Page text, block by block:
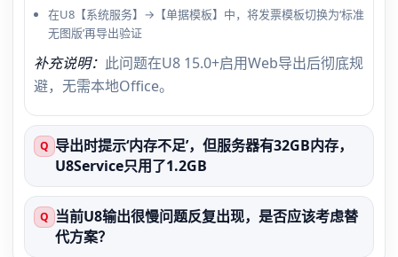
在U8【系统服务】→【单据模板】中，将发票模板切换为‘标准
无图版’再导出验证
补充说明： 此问题在U8 15.0+启用Web导出后彻底规
避，无需本地Office。
Q 导出时提示‘内存不足’，但服务器有32GB内存，
U8Service只用了1.2GB
Q 当前U8输出很慢问题反复出现，是否应该考虑替
代方案？